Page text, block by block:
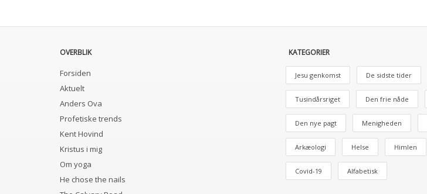
OVERBLIK
Forsiden
Aktuelt
Anders Ova
Profetiske trends
Kent Hovind
Kristus i mig
Om yoga
He chose the nails
KATEGORIER
Jesu genkomst De sidste tider
Tusindårsriget Den frie nåde
Den nye pagt Menigheden
Arkæologi Helse Himlen
Covid-19 Alfabetisk